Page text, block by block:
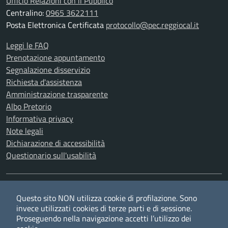
Centralino:0965 3622111
Posta Elettronica Certificata protocollo@pec.reggiocal.it
Leggi le FAQ
Prenotazione appuntamento
Segnalazione disservizio
Richiesta d'assistenza
Amministrazione trasparente
Albo Pretorio
Informativa privacy
Note legali
Dichiarazione di accessibilità
Questionario sull'usabilità
TwitterFacebookYouTubeRSS
Questo sito NON utilizza cookie di profilazione. Sono
invece utilizzati cookies di terze parti e di sessione.
Proseguendo nella navigazione accetti l’utilizzo dei